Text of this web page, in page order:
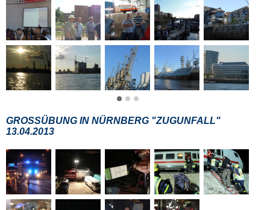
GROSSÜBUNG IN NÜRNBERG "ZUGUNFALL"
13.04.2013